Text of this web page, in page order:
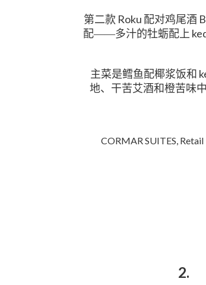
第二款 Roku 配对鸡尾酒
配——多汁的牡蛎配上
主菜是鳕鱼配椰浆饭和
地、干苦艾酒和橙苦味
CORMAR SUITES,
2.